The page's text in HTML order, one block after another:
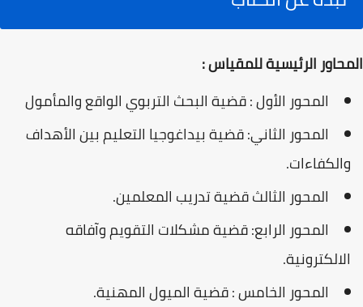
المحاور الرئيسية للمقياس :
المحور الأول : قضية البحث التربوي الواقع والمأمول
المحور الثاني: قضية بيداغوجيا التعليم بين الأهداف
والكفاءات.
المحور الثالث قضية تدريب المعلمين.
المحور الرابع: قضية مشكلات التقويم وآفاقه
الالكترونية.
المحور الخامس : قضية الميول المهنية.